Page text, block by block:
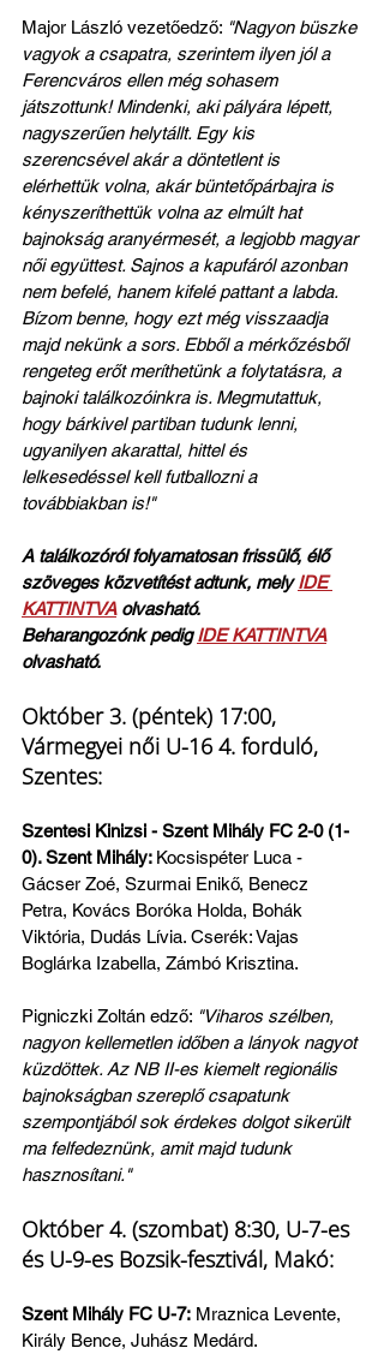
Major László vezetőedző: "Nagyon büszke
vagyok a csapatra, szerintem ilyen jól a
Ferencváros ellen még sohasem
játszottunk! Mindenki, aki pályára lépett,
nagyszerűen helytállt. Egy kis
szerencsével akár a döntetlent is
elérhettük volna, akár büntetőpárbajra is
kényszeríthettük volna az elmúlt hat
bajnokság aranyérmesét, a legjobb magyar
női együttest. Sajnos a kapufáról azonban
nem befelé, hanem kifelé pattant a labda.
Bízom benne, hogy ezt még visszaadja
majd nekünk a sors. Ebből a mérkőzésből
rengeteg erőt meríthetünk a folytatásra, a
bajnoki találkozóinkra is. Megmutattuk,
hogy bárkivel partiban tudunk lenni,
ugyanilyen akarattal, hittel és
lelkesedéssel kell futballozni a
továbbiakban is!"
A találkozóról folyamatosan frissülő, élő
szöveges közvetítést adtunk, mely IDE
KATTINTVA olvasható.
Beharangozónk pedig IDE KATTINTVA
olvasható.
Október 3. (péntek) 17:00,
Vármegyei női U-16 4. forduló,
Szentes:
Szentesi Kinizsi - Szent Mihály FC 2-0 (1-
0). Szent Mihály: Kocsispéter Luca -
Gácser Zoé, Szurmai Enikő, Benecz
Petra, Kovács Boróka Holda, Bohák
Viktória, Dudás Lívia. Cserék: Vajas
Boglárka Izabella, Zámbó Krisztina.
Pigniczki Zoltán edző: "Viharos szélben,
nagyon kellemetlen időben a lányok nagyot
küzdöttek. Az NB II-es kiemelt regionális
bajnokságban szereplő csapatunk
szempontjából sok érdekes dolgot sikerült
ma felfedeznünk, amit majd tudunk
hasznosítani."
Október 4. (szombat) 8:30, U-7-es
és U-9-es Bozsik-fesztivál, Makó:
Szent Mihály FC U-7: Mraznica Levente,
Király Bence, Juhász Medárd.